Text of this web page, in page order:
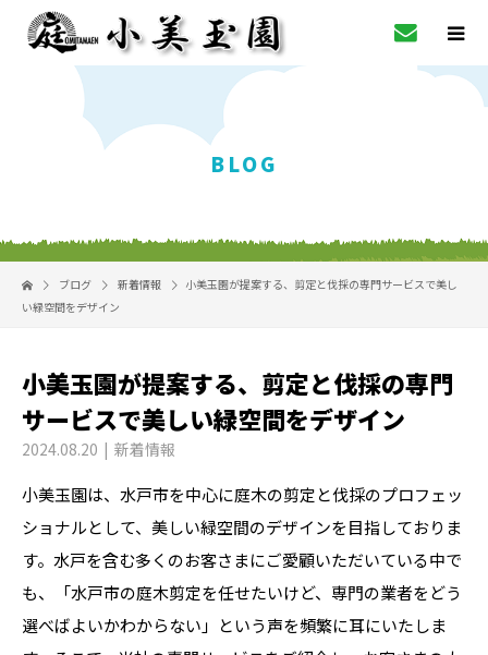
BLOG
ブログ 新着情報
小美玉園が提案する、剪定と伐採の専門サービスで美し
い緑空間をデザイン
小美玉園が提案する、剪定と伐採の専門
サービスで美しい緑空間をデザイン
2024.08.20 新着情報
小美玉園は、水戸市を中心に庭木の剪定と伐採のプロフェッ
ショナルとして、美しい緑空間のデザインを目指しておりま
す。水戸を含む多くのお客さまにご愛顧いただいている中で
も、「水戸市の庭木剪定を任せたいけど、専門の業者をどう
選べばよいかわからない」という声を頻繁に耳にいたしま